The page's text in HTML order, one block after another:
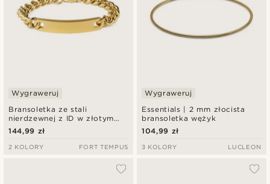
Bransoletka ze stali
nierdzewnej z ID w złotym
tonie 10 mm
Wygraweruj
144,99 zł
2 KOLORY FORT TEMPUS
Essentials | 2 mm złocista
bransoletka wężyk
Wygraweruj
104,99 zł
3 KOLORY LUCLEON